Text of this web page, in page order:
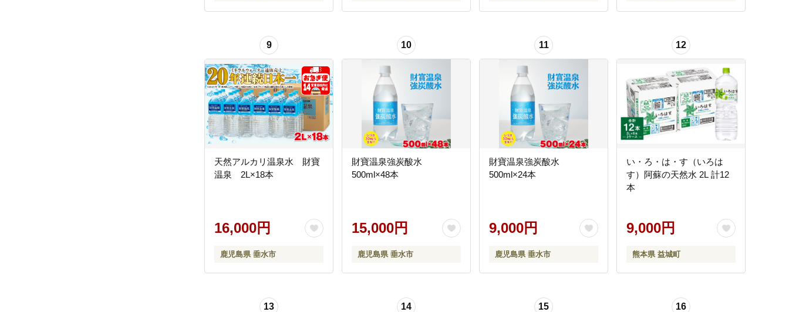
9
天然アルカリ温泉水 財寶
温泉 2L×18本
16,000円
鹿児島県 垂水市
10
財寶温泉強炭酸水
500ml×48本
15,000円
鹿児島県 垂水市
11
財寶温泉強炭酸水
500ml×24本
9,000円
鹿児島県 垂水市
12
い・ろ・は・す（いろは
す）阿蘇の天然水 2L 計12
本
9,000円
熊本県 益城町
13 14 15 16